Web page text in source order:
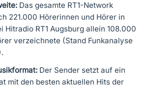
Das gesamte RT1-Network
221.000 Hörerinnen und Hörer in
Hitradio RT1 Augsburg allein 108.000
verzeichnete (Stand Funkanalyse
Der Sender setzt auf ein
mit den besten aktuellen Hits der